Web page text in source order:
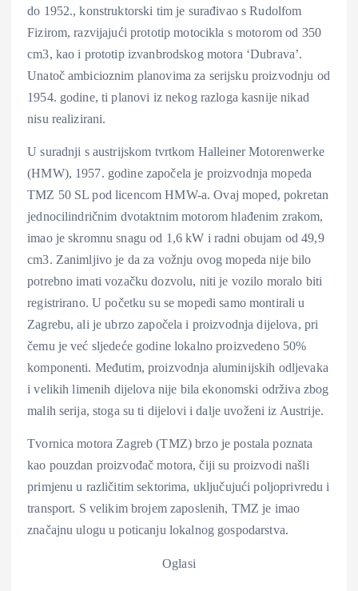
do 1952., konstruktorski tim je surađivao s Rudolfom
Fizirom, razvijajući prototip motocikla s motorom od 350
cm3, kao i prototip izvanbrodskog motora ‘Dubrava’.
Unatoč ambicioznim planovima za serijsku proizvodnju od
1954. godine, ti planovi iz nekog razloga kasnije nikad
nisu realizirani.
U suradnji s austrijskom tvrtkom Halleiner Motorenwerke
(HMW), 1957. godine započela je proizvodnja mopeda
TMZ 50 SL pod licencom HMW-a. Ovaj moped, pokretan
jednocilindričnim dvotaktnim motorom hlađenim zrakom,
imao je skromnu snagu od 1,6 kW i radni obujam od 49,9
cm3. Zanimljivo je da za vožnju ovog mopeda nije bilo
potrebno imati vozačku dozvolu, niti je vozilo moralo biti
registrirano. U početku su se mopedi samo montirali u
Zagrebu, ali je ubrzo započela i proizvodnja dijelova, pri
čemu je već sljedeće godine lokalno proizvedeno 50%
komponenti. Međutim, proizvodnja aluminijskih odljevaka
i velikih limenih dijelova nije bila ekonomski održiva zbog
malih serija, stoga su ti dijelovi i dalje uvoženi iz Austrije.
Tvornica motora Zagreb (TMZ) brzo je postala poznata
kao pouzdan proizvođač motora, čiji su proizvodi našli
primjenu u različitim sektorima, uključujući poljoprivredu i
transport. S velikim brojem zaposlenih, TMZ je imao
značajnu ulogu u poticanju lokalnog gospodarstva.
Oglasi